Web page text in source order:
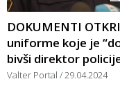
DOKUMENTI
uniforme koje je
bivši direktor
Valter Portal 29.04.2024